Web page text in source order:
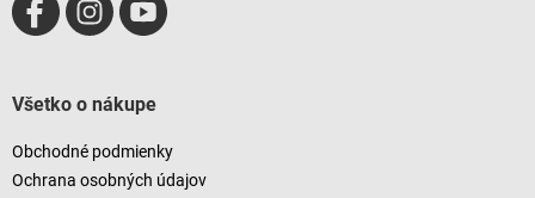
Všetko o nákupe
Obchodné podmienky
Ochrana osobných údajov